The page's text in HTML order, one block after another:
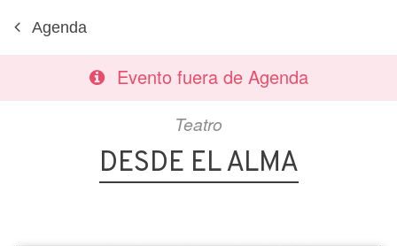
Agenda
Evento fuera de Agenda
Teatro
DESDE EL ALMA